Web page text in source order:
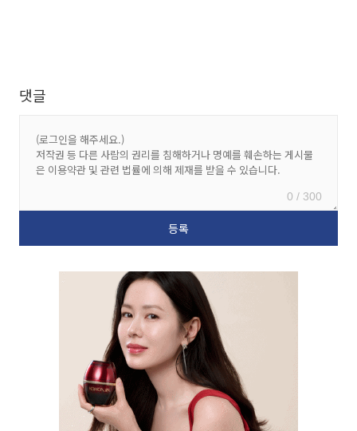
댓글
0 / 300